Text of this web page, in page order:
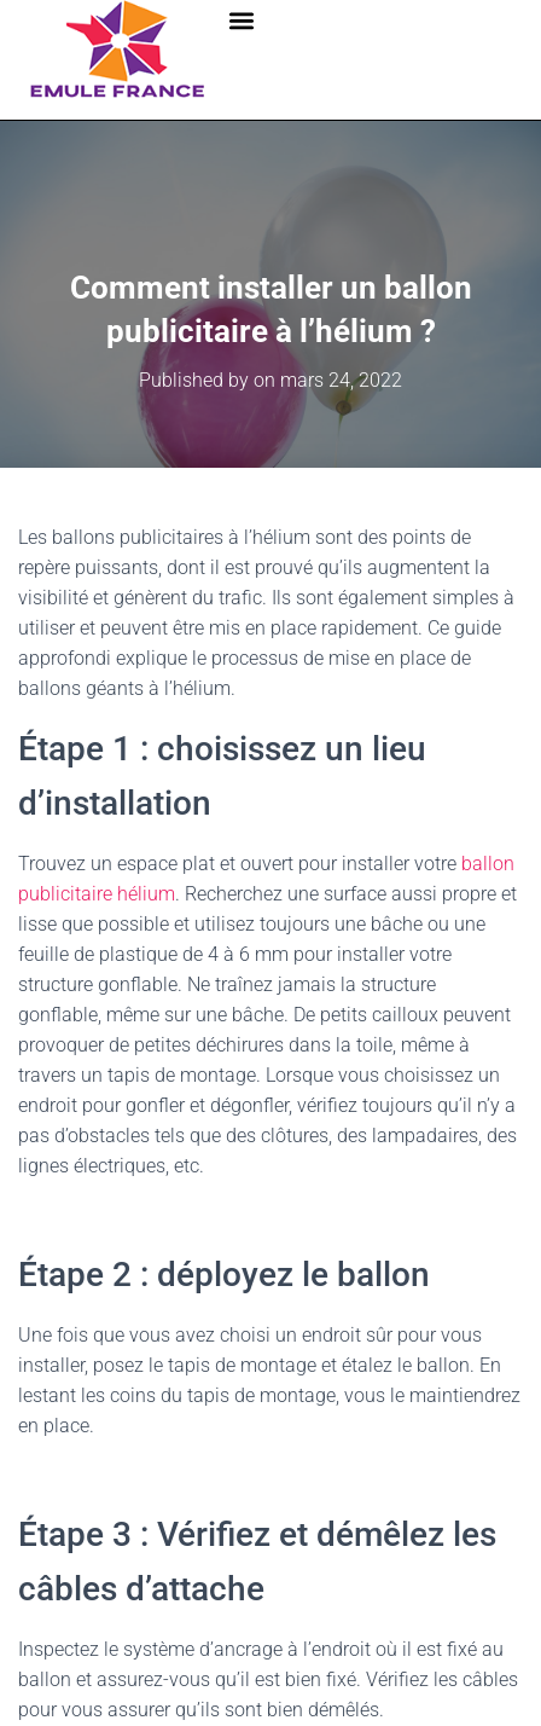
Comment installer un ballon
publicitaire à l’hélium ?
Published by on mars 24, 2022
Les ballons publicitaires à l’hélium sont des points de
repère puissants, dont il est prouvé qu’ils augmentent la
visibilité et génèrent du trafic. Ils sont également simples à
utiliser et peuvent être mis en place rapidement. Ce guide
approfondi explique le processus de mise en place de
ballons géants à l’hélium.
Étape 1 : choisissez un lieu
d’installation
Trouvez un espace plat et ouvert pour installer votre ballon
publicitaire hélium. Recherchez une surface aussi propre et
lisse que possible et utilisez toujours une bâche ou une
feuille de plastique de 4 à 6 mm pour installer votre
structure gonflable. Ne traînez jamais la structure
gonflable, même sur une bâche. De petits cailloux peuvent
provoquer de petites déchirures dans la toile, même à
travers un tapis de montage. Lorsque vous choisissez un
endroit pour gonfler et dégonfler, vérifiez toujours qu’il n’y a
pas d’obstacles tels que des clôtures, des lampadaires, des
lignes électriques, etc.
Étape 2 : déployez le ballon
Une fois que vous avez choisi un endroit sûr pour vous
installer, posez le tapis de montage et étalez le ballon. En
lestant les coins du tapis de montage, vous le maintiendrez
en place.
Étape 3 : Vérifiez et démêlez les
câbles d’attache
Inspectez le système d’ancrage à l’endroit où il est fixé au
ballon et assurez-vous qu’il est bien fixé. Vérifiez les câbles
pour vous assurer qu’ils sont bien démêlés.